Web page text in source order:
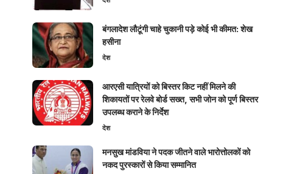
बंगलादेश लौटूंगी चाहे चुकानी पड़े कोई भी कीमत: शेख
हसीना
देश
आरएसी यात्रियों को बिस्तर किट नहीं मिलने की
शिकायतों पर रेलवे बोर्ड सख्त, सभी जोन को पूर्ण बिस्तर
उपलब्ध कराने के निर्देश
देश
मनसुख मांडविया ने पदक जीतने वाले भारोत्तोलकों को
नकद पुरस्कारों से किया सम्मानित